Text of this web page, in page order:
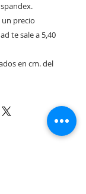
precio
te sale a 5,40
en cm. del